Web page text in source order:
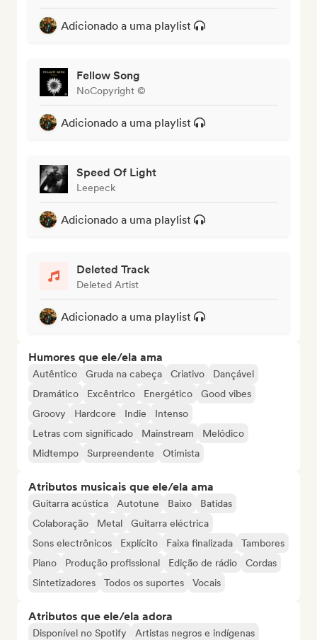
Adicionado a uma playlist
Fellow Song
NoCopyright ©
Adicionado a uma playlist
Speed Of Light
Leepeck
Adicionado a uma playlist
Deleted Track
Deleted Artist
Adicionado a uma playlist
Humores que ele/ela ama
Autêntico Gruda na cabeça Criativo
Dançável
Dramático
Excêntrico Energético
Good vibes
Groovy
Hardcore Indie
Intenso
Letras com significado
Mainstream
Melódico
Midtempo
Surpreendente Otimista
Atributos musicais que ele/ela ama
Guitarra acústica Autotune Baixo
Batidas
Colaboração
Metal
Guitarra eléctrica
Sons electrônicos
Explícito Faixa finalizada
Tambores
Piano
Produção profissional Edição de rádio
Cordas
Sintetizadores
Todos os suportes Vocais
Atributos que ele/ela adora
Disponível no Spotify Artistas negros e indígenas